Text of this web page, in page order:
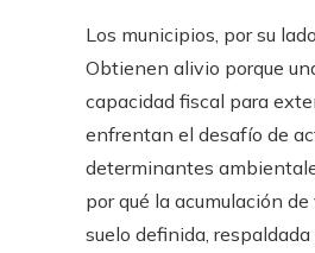
Los municipios, por su
Obtienen alivio porque
capacidad fiscal para
enfrentan el desafío de
determinantes
por qué la acumulación
suelo definida,